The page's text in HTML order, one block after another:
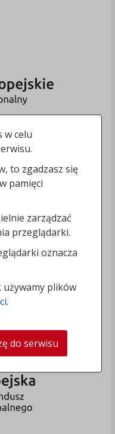
w celu
to zgadzasz się
pamięci
zarządzać
przeglądarki.
oznacza
używamy plików
.
do serwisu